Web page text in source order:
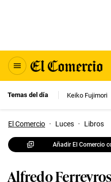
Temas del día Keiko Fujimori
El Comercio · Luces · Libros
Añadir El Comercio
Alfredo